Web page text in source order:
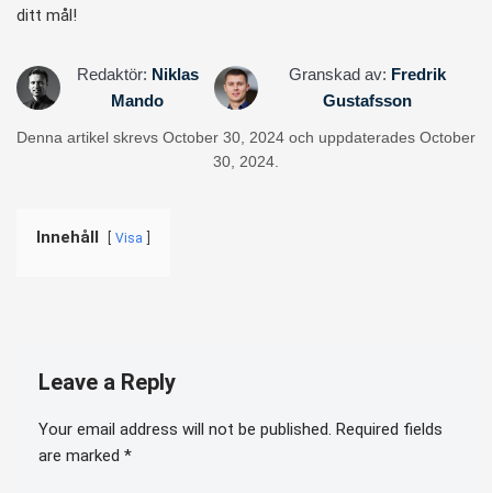
ditt mål!
Redaktör: Niklas
Mando
Granskad av: Fredrik
Gustafsson
Denna artikel skrevs October 30, 2024 och uppdaterades October
30, 2024.
Innehåll Visa
Leave a Reply
Your email address will not be published. Required fields
are marked *